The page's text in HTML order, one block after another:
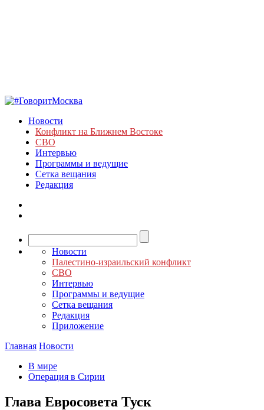
Новости
Конфликт на Ближнем Востоке
СВО
Интервью
Программы и ведущие
Сетка вещания
Редакция
Новости
Палестино-израильский конфликт
СВО
Интервью
Программы и ведущие
Сетка вещания
Редакция
Приложение
Главная Новости
В мире
Операция в Сирии
Глава Евросовета Туск